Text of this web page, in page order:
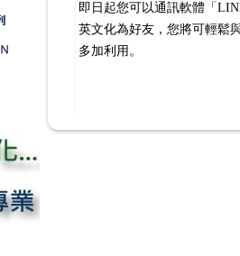
即日起您可以通訊軟體「
英文化為好友，您將可輕鬆
多加利用。